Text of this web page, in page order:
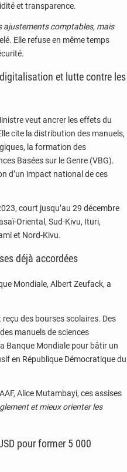
et transparence.
ajustements comptables, mais
Elle refuse en même temps
et lutte contre les
veut ancrer les effets du
cite la distribution des manuels,
la formation des
Basées sur le Genre (VBG).
d’un impact national de ces
court jusqu’au 29 décembre
Oriental, Sud-Kivu, Ituri,
et Nord-Kivu.
déjà accordées
Mondiale, Albert Zeufack, a
reçu des bourses scolaires. Des
manuels de sciences
Banque Mondiale pour bâtir un
en République Démocratique du
Alice Mutambayi, ces assises
et mieux orienter les
pour former 5 000